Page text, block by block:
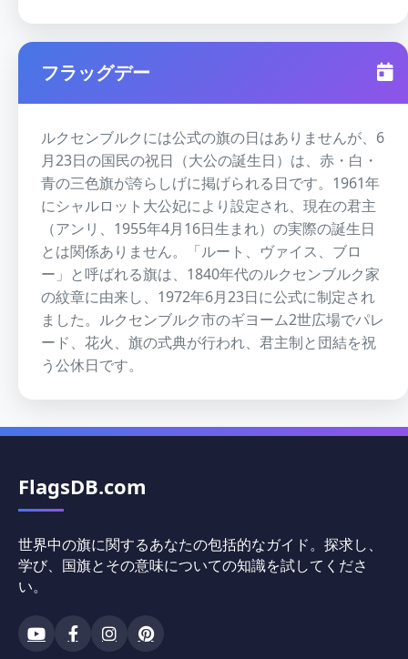
フラッグデー
ルクセンブルクには公式の旗の日はありませんが、6
月23日の国民の祝日（大公の誕生日）は、赤・白・
青の三色旗が誇らしげに掲げられる日です。1961年
にシャルロット大公妃により設定され、現在の君主
（アンリ、1955年4月16日生まれ）の実際の誕生日
とは関係ありません。「ルート、ヴァイス、ブロ
ー」と呼ばれる旗は、1840年代のルクセンブルク家
の紋章に由来し、1972年6月23日に公式に制定され
ました。ルクセンブルク市のギヨーム2世広場でパレ
ード、花火、旗の式典が行われ、君主制と団結を祝
う公休日です。
FlagsDB.com
世界中の旗に関するあなたの包括的なガイド。探求し、
学び、国旗とその意味についての知識を試してくださ
い。